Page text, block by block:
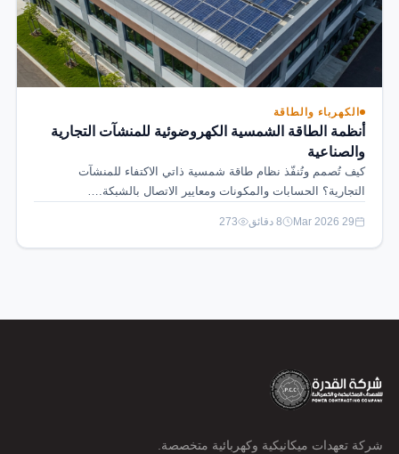
الكهرباء والطاقة
أنظمة الطاقة الشمسية الكهروضوئية للمنشآت التجارية
والصناعية
كيف تُصمم وتُنفّذ نظام طاقة شمسية ذاتي الاكتفاء للمنشآت
التجارية؟ الحسابات والمكونات ومعايير الاتصال بالشبكة.…
29 Mar 2026 8 دقائق 273
شركة تعهدات ميكانيكية وكهربائية متخصصة.